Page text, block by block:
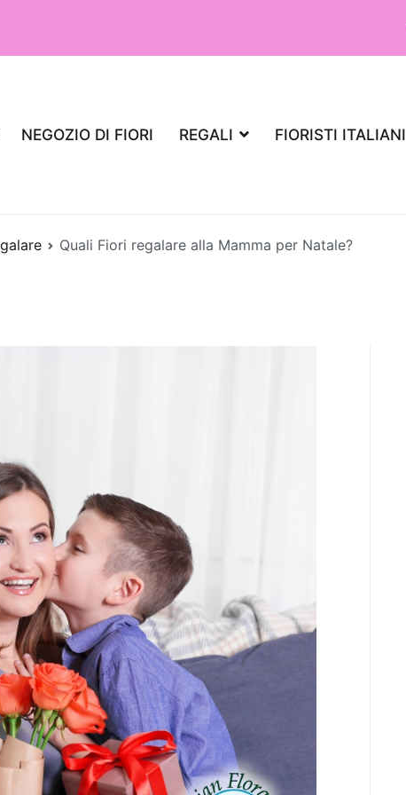
NEGOZIO DI FIORI REGALI FIORISTI ITALIANI
Quali Fiori regalare alla Mamma per Natale?
per un
per un nuovo appartamento
una scelta eccellente. Non solo
e vitalità all'ambiente, ma contribuiscono
dell'aria interna . Le piante da interno
capacità di assorbire sostanze nocive
e tricloroetilene, rilasciando al contempo
ilFicus Benjamina
, perfetto per chi
che depura l'aria in modo naturale. Altre
laSansevieria, conosciuta anche
Chlorophytumcomosum o "pianta ragno",
per chi è alle prime armi con il